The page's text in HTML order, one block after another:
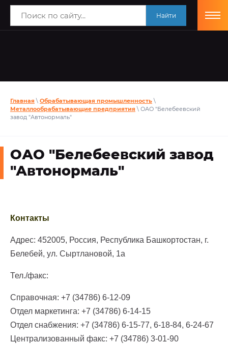
Найти
Главная \ Обрабатывающая промышленность \
Металлообрабатывающие предприятия \ ОАО "Белебеевский
завод "Автонормаль"
ОАО "Белебеевский завод
"Автонормаль"
Контакты
Адрес: 452005, Россия, Республика Башкортостан, г.
Белебей, ул. Сыртлановой, 1а
Тел./факс:
Справочная: +7 (34786) 6-12-09
Отдел маркетинга: +7 (34786) 6-14-15
Отдел снабжения: +7 (34786) 6-15-77, 6-18-84, 6-24-67
Централизованный факс: +7 (34786) 3-01-90